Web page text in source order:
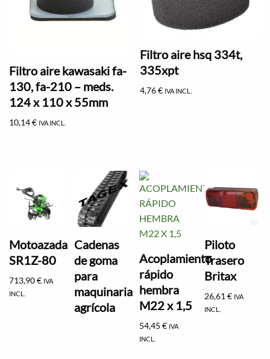
Filtro aire kawasaki fa-
130, fa-210 – meds.
124 x 110 x 55mm
10,14€ IVA INCL.
Filtro aire hsq 334t,
335xpt
4,76€ IVA INCL.
Motoazada
SR1Z-80
713,90€ IVA
INCL.
Cadenas
de goma
para
maquinaria
agrícola
Acoplamiento
rápido
hembra
M22 x 1,5
54,45€ IVA
INCL.
Piloto
Trasero
Britax
26,61€ IVA
INCL.